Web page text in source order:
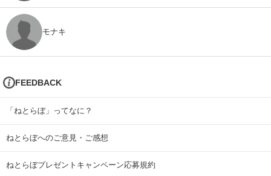
モナキ
FEEDBACK
「ねとらぼ」ってなに？
ねとらぼへのご意見・ご感想
ねとらぼプレゼントキャンペーン応募規約